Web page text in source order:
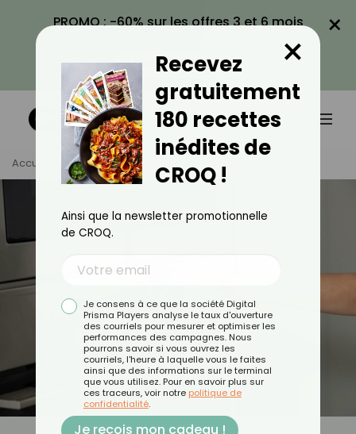
PROMO : -60% sur les offres 3 et 6 mois
VOIR LA PROMO
×
Accueil Tag Cuisson Au Four
Recevez
gratuitement
180 recettes
inédites de
CROQ !
×
Ainsi que la newsletter promotionnelle
de CROQ.
Je consens à ce que la société Digital
Prisma Players analyse le taux d'ouverture
des courriels pour mesurer et optimiser les
performances des campagnes. Nous
pourrons savoir si vous ouvrez les
courriels, l'heure à laquelle vous le faites
ainsi que des informations sur le terminal
que vous utilisez. Pour en savoir plus sur
ces traceurs, voir notre politique de
confidentialité.
Je reçois mon cadeau !